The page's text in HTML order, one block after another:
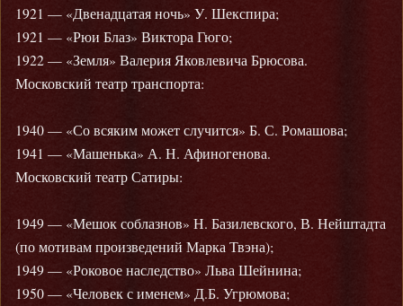
1921 — «Двенадцатая ночь» У. Шекспира;
1921 — «Рюи Блаз» Виктора Гюго;
1922 — «Земля» Валерия Яковлевича Брюсова.
Московский театр транспорта:
1940 — «Со всяким может случится» Б. С. Ромашова;
1941 — «Машенька» А. Н. Афиногенова.
Московский театр Сатиры:
1949 — «Мешок соблазнов» Н. Базилевского, В. Нейштадта
(по мотивам произведений Марка Твэна);
1949 — «Роковое наследство» Льва Шейнина;
1950 — «Человек с именем» Д.Б. Угрюмова;